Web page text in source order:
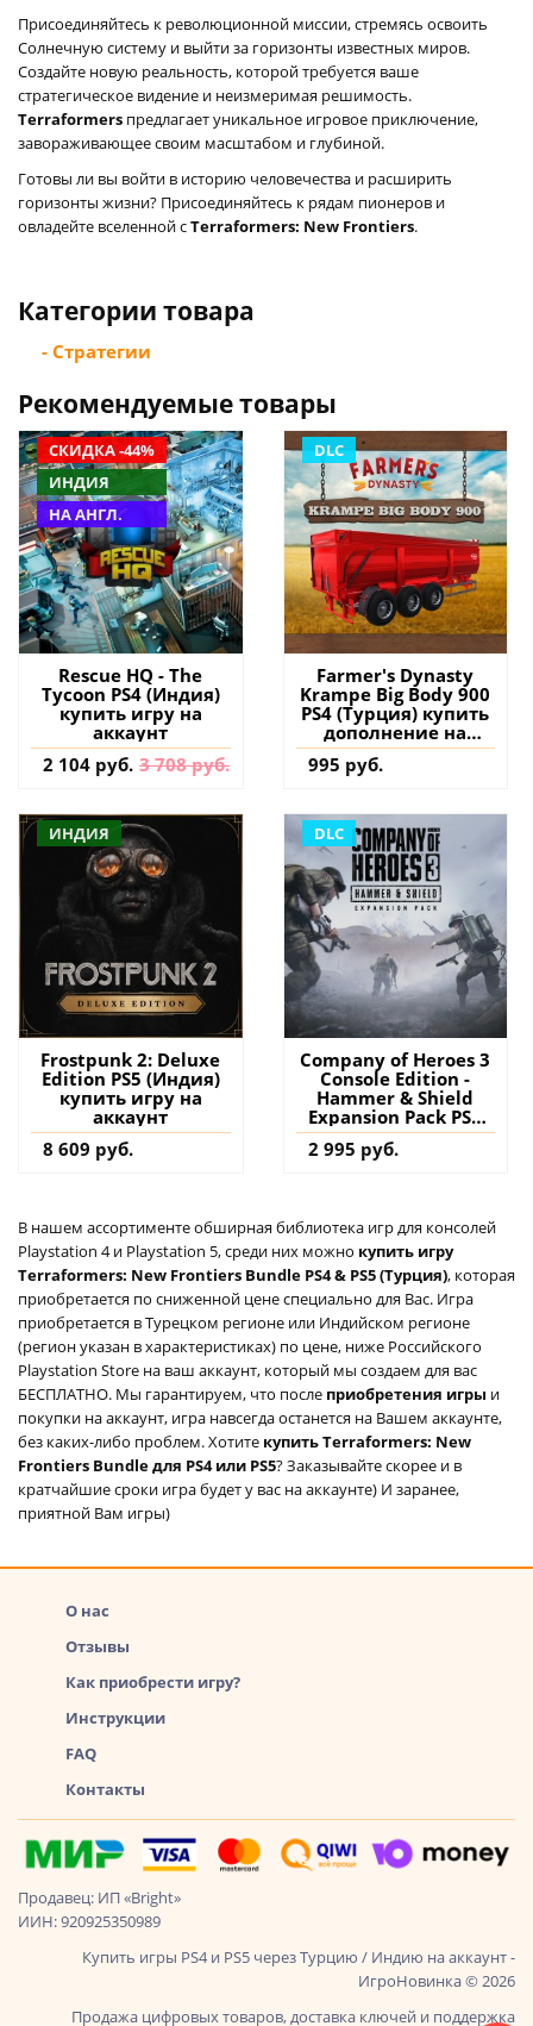
Присоединяйтесь к революционной миссии, стремясь освоить
Солнечную систему и выйти за горизонты известных миров.
Создайте новую реальность, которой требуется ваше
стратегическое видение и неизмеримая решимость.
Terraformers предлагает уникальное игровое приключение,
завораживающее своим масштабом и глубиной.
Готовы ли вы войти в историю человечества и расширить
горизонты жизни? Присоединяйтесь к рядам пионеров и
овладейте вселенной сTerraformers: New Frontiers.
Категории товара
- Стратегии
Рекомендуемые товары
СКИДКА -44%
ИНДИЯ
НА АНГЛ.
Rescue HQ - The
Tycoon PS4 (Индия)
купить игру на
аккаунт
2 104 руб. 3 708 руб.
DLC
Farmer's Dynasty
Krampe Big Body 900
PS4 (Турция) купить
дополнение на
аккаунт
995 руб.
ИНДИЯ
Frostpunk 2: Deluxe
Edition PS5 (Индия)
купить игру на
аккаунт
8 609 руб.
DLC
Company of Heroes 3
Console Edition -
Hammer & Shield
Expansion Pack PS5
(Турция) купить
дополнение на
2 995 руб.
В нашем ассортименте обширная библиотека игр для консолей
Playstation 4 и Playstation 5, среди них можно купить игру
Terraformers: New Frontiers Bundle PS4 & PS5 (Турция), которая
приобретается по сниженной цене специально для Вас. Игра
приобретается в Турецком регионе или Индийском регионе
(регион указан в характеристиках) по цене, ниже Российского
Playstation Store на ваш аккаунт, который мы создаем для вас
БЕСПЛАТНО. Мы гарантируем, что после приобретения игры и
покупки на аккаунт, игра навсегда останется на Вашем аккаунте,
без каких-либо проблем. Хотите купить Terraformers: New
Frontiers Bundle для PS4 или PS5? Заказывайте скорее и в
кратчайшие сроки игра будет у вас на аккаунте) И заранее,
приятной Вам игры)
О нас
Отзывы
Как приобрести игру?
Инструкции
FAQ
Контакты
Продавец: ИП «Bright»
ИИН: 920925350989
Купить игры PS4 и PS5 через Турцию / Индию на аккаунт -
ИгроНовинка © 2026
Продажа цифровых товаров, доставка ключей и поддержка